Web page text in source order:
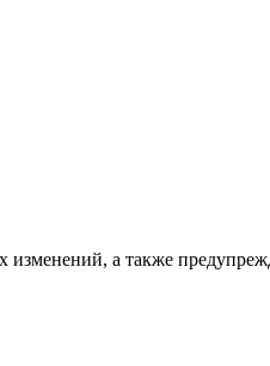
изменений, а также